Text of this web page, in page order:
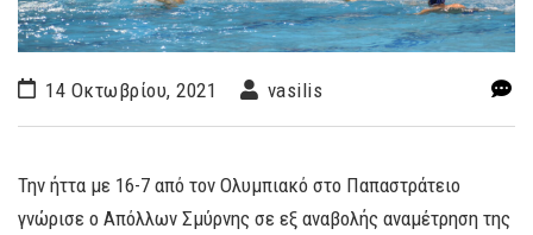
14 Οκτωβρίου, 2021 vasilis
Την ήττα με 16-7 από τον Ολυμπιακό στο Παπαστράτειο
γνώρισε ο Απόλλων Σμύρνης σε εξ αναβολής αναμέτρηση της